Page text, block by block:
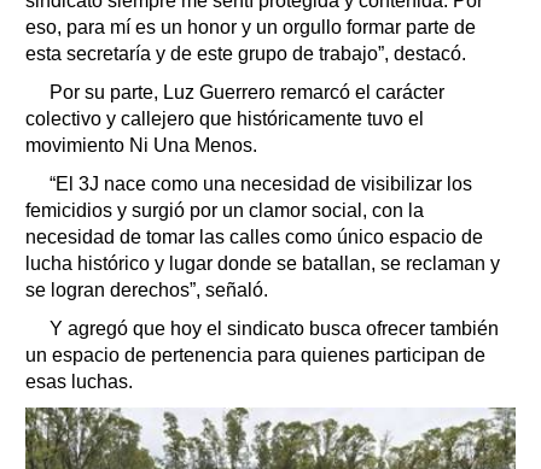
eso, para mí es un honor y un orgullo formar parte de
esta secretaría y de este grupo de trabajo”, destacó.
Por su parte, Luz Guerrero remarcó el carácter
colectivo y callejero que históricamente tuvo el
movimiento Ni Una Menos.
“El 3J nace como una necesidad de visibilizar los
femicidios y surgió por un clamor social, con la
necesidad de tomar las calles como único espacio de
lucha histórico y lugar donde se batallan, se reclaman y
se logran derechos”, señaló.
Y agregó que hoy el sindicato busca ofrecer también
un espacio de pertenencia para quienes participan de
esas luchas.